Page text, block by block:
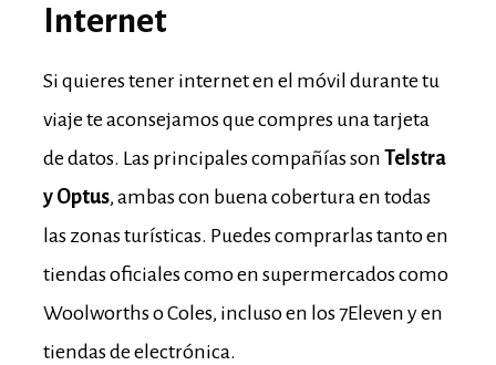
Internet
Si quieres tener internet en el móvil durante tu
viaje te aconsejamos que compres una tarjeta
de datos. Las principales compañías son Telstra
y Optus, ambas con buena cobertura en todas
las zonas turísticas. Puedes comprarlas tanto en
tiendas oficiales como en supermercados como
Woolworths o Coles, incluso en los 7Eleven y en
tiendas de electrónica.